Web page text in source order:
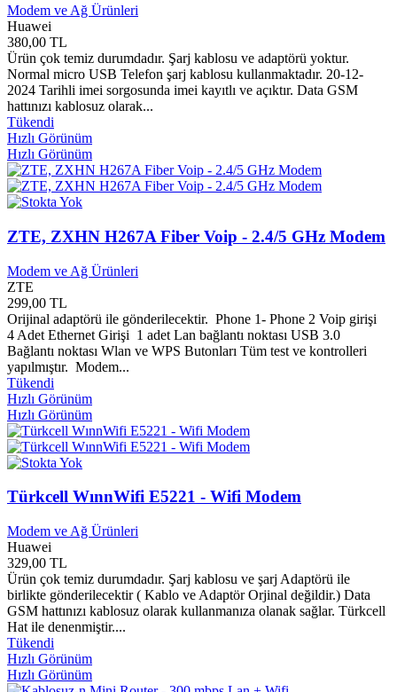
Bulut Yayınları
Burak Yayınları
Burdur Ticaret ve Sanayi odası 0
Buruc Yayınları 0
Butik Yayınları 0
Butterwoeths London
Büyük Doğu Yayınları
Büyükada Yayınları
Büyüyen Ay Yayınları 0
Buzdağı Yayınları 0
Cadde Yayınları
Çalışkan Arı Yayınları 0
Çamlıca Yayınları
Can Yayınları
0
Çanakkale Belediyesi 0
Çanakkale Şavaşları Alan Başkanlığı 0
Çankaya Belediyesi Yayınları
Çankaya Yayınları
Çankırı Araştırmaları Merkezi
Çankırı Belediyesi 0
Canon 0
Car Türkiye
Carpe Diem Yayınları 0
Çasgem Yayınları 0
Casio 0
Casper 0
Cbox 0
Ceceli Yayınları 0
Cedit Neşriyat Yayınları 0
Çelik Yayınları
Cep Kitapları Yayınları
Ceres Yayınları
Modem ve Ağ Ürünleri
Huawei
380,00 TL
Ürün çok temiz durumdadır. Şarj kablosu ve adaptörü yoktur.
Normal micro USB Telefon şarj kablosu kullanmaktadır. 20-12-
2024 Tarihli imei sorgosunda imei kayıtlı ve açıktır. Data GSM
hattınızı kablosuz olarak...
Tükendi
Hızlı Görünüm
Hızlı Görünüm
ZTE, ZXHN H267A Fiber Voip - 2.4/5 GHz Modem
Modem ve Ağ Ürünleri
ZTE
299,00 TL
Orijinal adaptörü ile gönderilecektir. Phone 1- Phone 2 Voip girişi
4 Adet Ethernet Girişi 1 adet Lan bağlantı noktası USB 3.0
Bağlantı noktası Wlan ve WPS Butonları Tüm test ve kontrolleri
yapılmıştır. Modem...
Tükendi
Hızlı Görünüm
Hızlı Görünüm
Türkcell WınnWifi E5221 - Wifi Modem
Modem ve Ağ Ürünleri
Huawei
329,00 TL
Ürün çok temiz durumdadır. Şarj kablosu ve şarj Adaptörü ile
birlikte gönderilecektir ( Kablo ve Adaptör Orjinal değildir.) Data
GSM hattınızı kablosuz olarak kullanmanıza olanak sağlar. Türkcell
Hat ile denenmiştir....
Tükendi
Hızlı Görünüm
Hızlı Görünüm